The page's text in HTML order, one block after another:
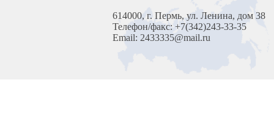
614000, г. Пермь, ул. Ленина, дом 38
Телефон/факс: +7(342)243-33-35
Email: 2433335@mail.ru